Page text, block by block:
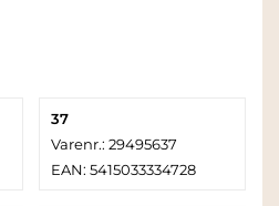
37
Varenr.: 29495637
EAN: 5415033334728